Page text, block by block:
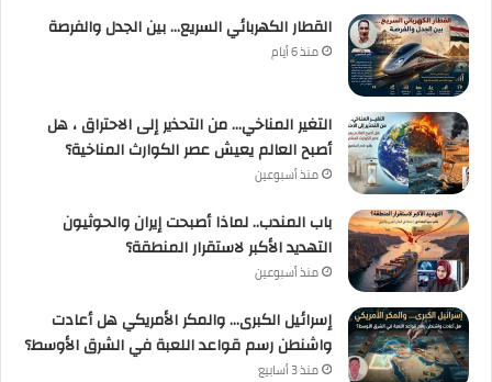
القطار الكهربائي السريع… بين الجدل والفرصة
منذ 6 أيام
التغير المناخي… من التحذير إلى الاحتراق ، هل
أصبح العالم يعيش عصر الكوارث المناخية؟
منذ أسبوعين
باب المندب.. لماذا أصبحت إيران والحوثيون
التهديد الأكبر لاستقرار المنطقة؟
منذ أسبوعين
إسرائيل الكبرى… والمكر الأمريكي هل أعادت
واشنطن رسم قواعد اللعبة في الشرق الأوسط؟
منذ 3 أسابيع